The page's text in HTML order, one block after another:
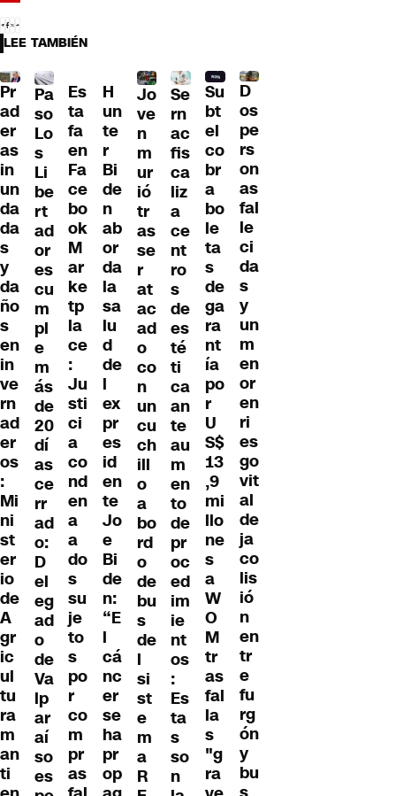
LEE TAMBIÉN
Pr
ad
er
as
in
un
da
da
s
y
da
ño
s
en
in
ve
rn
ad
er
os
:
Mi
ni
st
er
io
de
A
gr
ic
ul
tu
ra
m
an
ti
Pa
so
Lo
s
Li
be
rt
ad
or
es
cu
m
pl
e
m
ás
de
20
dí
as
ce
rr
ad
o:
D
el
eg
ad
o
de
Va
lp
ar
aí
so
es
Es
ta
fa
en
Fa
ce
bo
ok
M
ar
ke
tp
la
ce
:
Ju
sti
ci
a
co
nd
en
a
a
do
s
su
je
to
s
po
r
co
m
pr
as
H
un
te
r
Bi
de
n
ab
or
da
la
sa
lu
d
de
l
ex
pr
es
id
en
te
Jo
e
Bi
de
n:
“E
l
cá
nc
er
se
ha
pr
op
Jo
ve
n
m
ur
ió
tr
as
se
r
at
ac
ad
o
co
n
un
cu
ch
ill
o
a
bo
rd
o
de
bu
s
de
l
si
st
e
m
a
R
Se
rn
ac
fis
ca
liz
a
ce
nt
ro
s
de
es
té
ti
ca
an
te
au
m
en
to
de
pr
oc
ed
im
ie
nt
os
:
Es
ta
s
so
n
Su
bt
el
co
br
a
bo
le
ta
s
de
ga
ra
nt
ía
po
r
U
S$
13
,9
mi
llo
ne
s
a
W
O
M
tr
as
fal
la
s
"g
ra
D
os
pe
rs
on
as
fal
le
ci
da
s
y
un
m
en
or
en
ri
es
go
vit
al
de
ja
co
lis
ió
n
en
tr
e
fu
rg
ón
y
bu